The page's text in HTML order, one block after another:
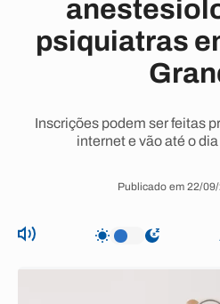
psiquiatras
Inscrições podem ser feitas
internet e vão até o
Publicado em 22/